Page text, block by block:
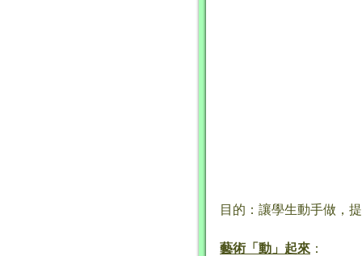
目的：讓學生動手做，
藝術「動」起來 ：